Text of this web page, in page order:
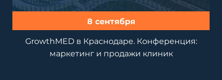
8 сентября
GrowthMED в Краснодаре. Конференция:
маркетинг и продажи клиник